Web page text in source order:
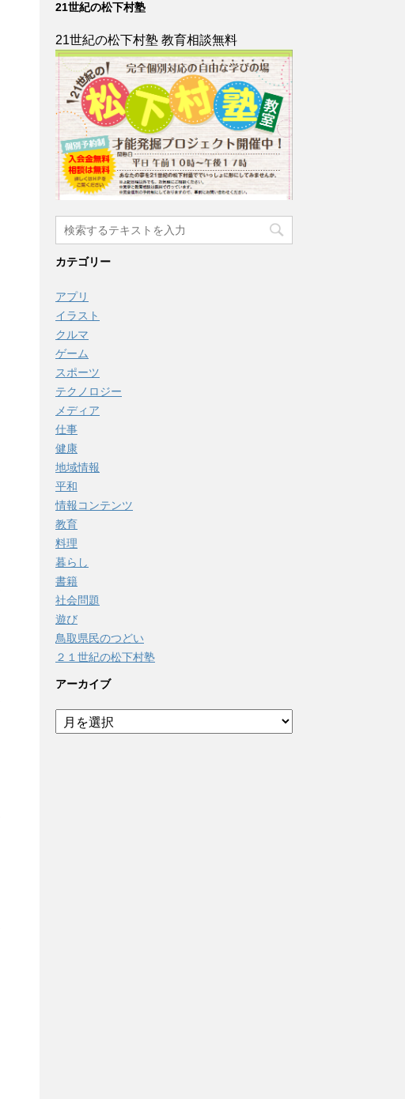
21世紀の松下村塾
21世紀の松下村塾 教育相談無料
カテゴリー
アプリ
イラスト
クルマ
ゲーム
スポーツ
テクノロジー
メディア
仕事
健康
地域情報
平和
情報コンテンツ
教育
料理
暮らし
書籍
社会問題
遊び
鳥取県民のつどい
２１世紀の松下村塾
アーカイブ
ア
ー